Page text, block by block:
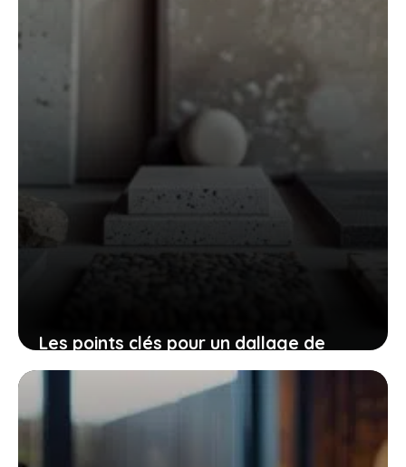
Les points clés pour un dallage de
terrasse optimal